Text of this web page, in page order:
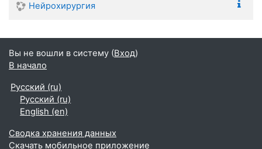
Нейрохирургия
Вы не вошли в систему (Вход)
В начало
Русский ‎(ru)‎
Русский ‎(ru)‎
English ‎(en)‎
Сводка хранения данных
Скачать мобильное приложение